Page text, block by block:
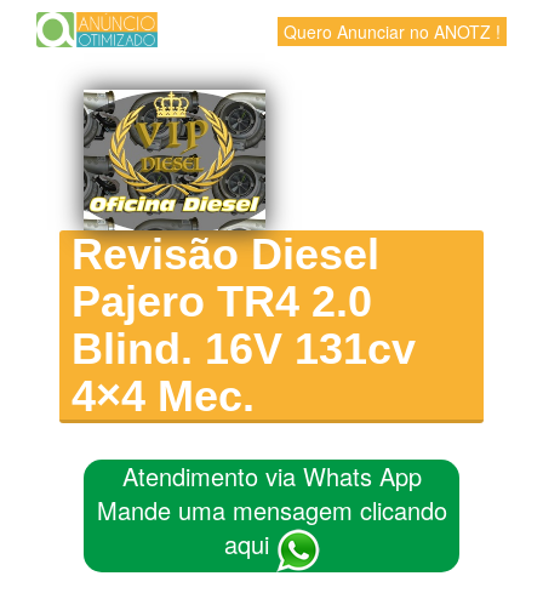
Quero Anunciar no ANOTZ !
Revisão Diesel
Pajero TR4 2.0
Blind. 16V 131cv
4×4 Mec.
Atendimento via Whats App
Mande uma mensagem clicando
aqui